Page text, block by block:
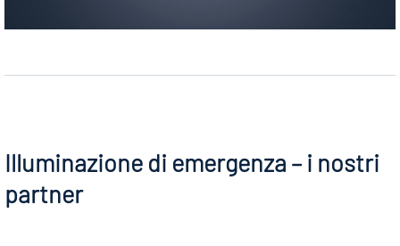
Illuminazione di emergenza – i nostri
partner